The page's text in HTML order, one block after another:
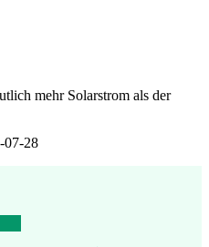
mehr Solarstrom als der
07-28